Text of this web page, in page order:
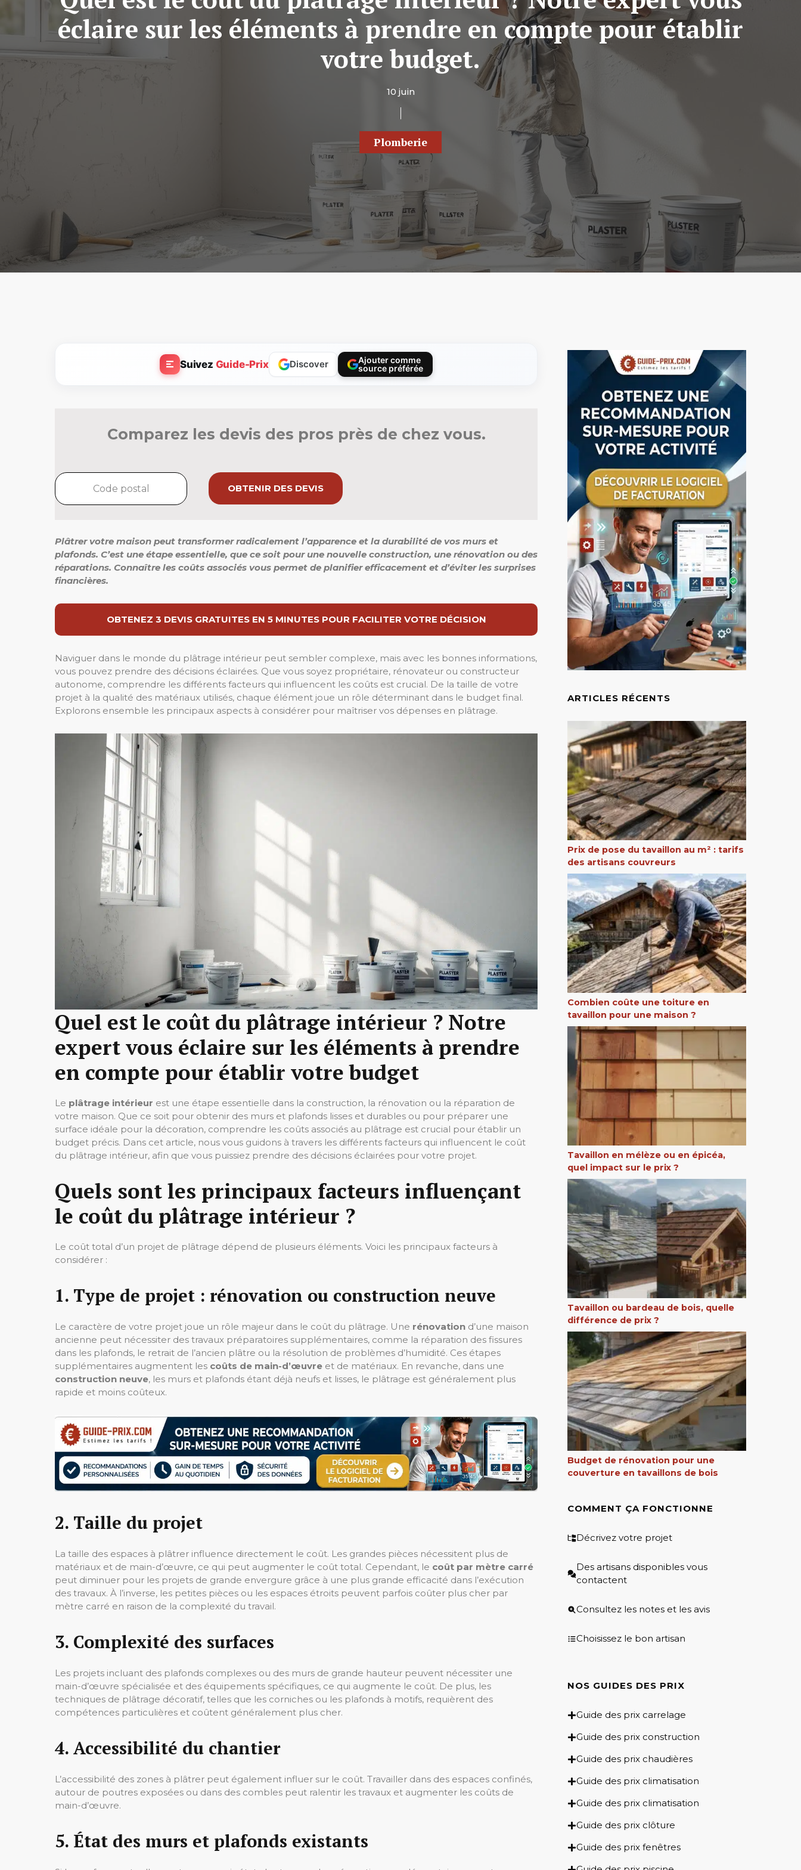
éclaire sur les éléments à prendre en compte pour établir
votre budget.
10 juin
Plomberie
Suivez Guide-Prix Discover
Ajouter comme
source préférée
Comparez les devis des pros près de chez vous.
OBTENIR DES DEVIS
Plâtrer votre maison peut transformer radicalement l’apparence et la durabilité de vos murs et
plafonds. C’est une étape essentielle, que ce soit pour une nouvelle construction, une rénovation ou des
réparations. Connaître les coûts associés vous permet de planifier efficacement et d’éviter les surprises
financières.
OBTENEZ 3 DEVIS GRATUITES EN 5 MINUTES POUR FACILITER VOTRE DÉCISION
Naviguer dans le monde du plâtrage intérieur peut sembler complexe, mais avec les bonnes informations,
vous pouvez prendre des décisions éclairées. Que vous soyez propriétaire, rénovateur ou constructeur
autonome, comprendre les différents facteurs qui influencent les coûts est crucial. De la taille de votre
projet à la qualité des matériaux utilisés, chaque élément joue un rôle déterminant dans le budget final.
Explorons ensemble les principaux aspects à considérer pour maîtriser vos dépenses en plâtrage.
Quel est le coût du plâtrage intérieur ? Notre
expert vous éclaire sur les éléments à prendre
en compte pour établir votre budget
Le plâtrage intérieur est une étape essentielle dans la construction, la rénovation ou la réparation de
votre maison. Que ce soit pour obtenir des murs et plafonds lisses et durables ou pour préparer une
surface idéale pour la décoration, comprendre les coûts associés au plâtrage est crucial pour établir un
budget précis. Dans cet article, nous vous guidons à travers les différents facteurs qui influencent le coût
du plâtrage intérieur, afin que vous puissiez prendre des décisions éclairées pour votre projet.
Quels sont les principaux facteurs influençant
le coût du plâtrage intérieur ?
Le coût total d’un projet de plâtrage dépend de plusieurs éléments. Voici les principaux facteurs à
considérer :
1. Type de projet : rénovation ou construction neuve
Le caractère de votre projet joue un rôle majeur dans le coût du plâtrage. Une rénovation d’une maison
ancienne peut nécessiter des travaux préparatoires supplémentaires, comme la réparation des fissures
dans les plafonds, le retrait de l’ancien plâtre ou la résolution de problèmes d’humidité. Ces étapes
supplémentaires augmentent les coûts de main-d’œuvre et de matériaux. En revanche, dans une
construction neuve, les murs et plafonds étant déjà neufs et lisses, le plâtrage est généralement plus
rapide et moins coûteux.
2. Taille du projet
La taille des espaces à plâtrer influence directement le coût. Les grandes pièces nécessitent plus de
matériaux et de main-d’œuvre, ce qui peut augmenter le coût total. Cependant, le coût par mètre carré
peut diminuer pour les projets de grande envergure grâce à une plus grande efficacité dans l’exécution
des travaux. À l’inverse, les petites pièces ou les espaces étroits peuvent parfois coûter plus cher par
mètre carré en raison de la complexité du travail.
3. Complexité des surfaces
Les projets incluant des plafonds complexes ou des murs de grande hauteur peuvent nécessiter une
main-d’œuvre spécialisée et des équipements spécifiques, ce qui augmente le coût. De plus, les
techniques de plâtrage décoratif, telles que les corniches ou les plafonds à motifs, requièrent des
compétences particulières et coûtent généralement plus cher.
4. Accessibilité du chantier
L’accessibilité des zones à plâtrer peut également influer sur le coût. Travailler dans des espaces confinés,
autour de poutres exposées ou dans des combles peut ralentir les travaux et augmenter les coûts de
main-d’œuvre.
5. État des murs et plafonds existants
ARTICLES RÉCENTS
Prix de pose du tavaillon au m² : tarifs
des artisans couvreurs
Combien coûte une toiture en
tavaillon pour une maison ?
Tavaillon en mélèze ou en épicéa,
quel impact sur le prix ?
Tavaillon ou bardeau de bois, quelle
différence de prix ?
Budget de rénovation pour une
couverture en tavaillons de bois
COMMENT ÇA FONCTIONNE
Décrivez votre projet
Des artisans disponibles vous
contactent
Consultez les notes et les avis
Choisissez le bon artisan
NOS GUIDES DES PRIX​
Guide des prix carrelage
Guide des prix construction
Guide des prix chaudières
Guide des prix climatisation
Guide des prix climatisation
Guide des prix clôture
Guide des prix fenêtres